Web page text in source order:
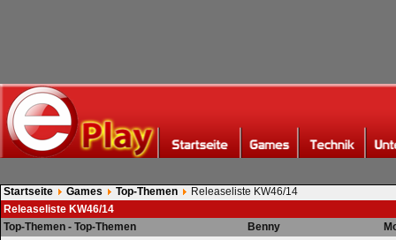
Startseite Games Top-Themen
Releaseliste KW46/14
Releaseliste KW46/14
Top-Themen - Top-Themen
Benny